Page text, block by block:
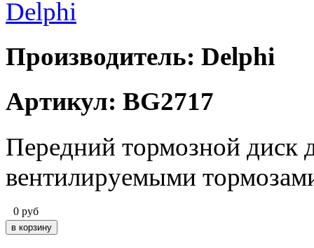
Производитель: Delphi
Артикул: BG2717
Передний тормозной диск
вентилируемыми
0 руб